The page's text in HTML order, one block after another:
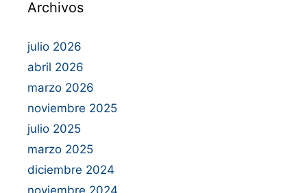
Archivos
julio 2026
abril 2026
marzo 2026
noviembre 2025
julio 2025
marzo 2025
diciembre 2024
noviembre 2024